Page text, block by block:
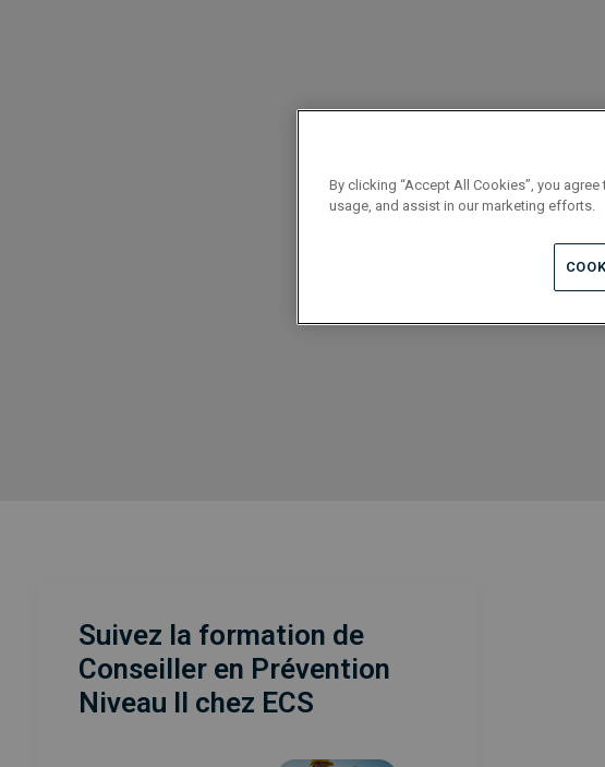
Suivez la formation de
Conseiller en Prévention
Niveau II chez ECS
By clicking “Accept All Cookies”, you
usage, and assist in our marketing efforts.